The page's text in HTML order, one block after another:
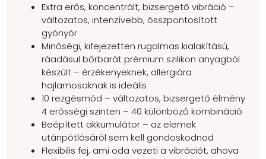
Extra erős, koncentrált, bizsergető vibráció –
változatos, intenzívebb, összpontosított
gyönyör
Minőségi, kifejezetten rugalmas kialakítású,
ráadásul bőrbarát prémium szilikon anyagból
készült – érzékenyeknek, allergiára
hajlamosaknak is ideális
10 rezgésmód – változatos, bizsergető élmény
4 erősségi szinten – 40 különböző kombináció
Beépített akkumulátor – az elemek
utánpótlásáról sem kell gondoskodnod
Flexibilis fej, ami oda vezeti a vibrációt, ahova